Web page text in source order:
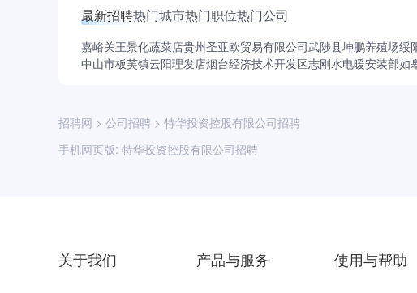
最新招聘热门城市热门职位热门公司
嘉峪关王景化蔬菜店贵州圣亚欧贸易有限公司武陟县坤鹏养殖场绥
中山市板芙镇云阳理发店烟台经济技术开发区志刚水电暖安装部如
招聘网 > 公司招聘 > 特华投资控股有限公司招聘
手机网页版: 特华投资控股有限公司招聘
关于我们 产品与服务 使用与帮助